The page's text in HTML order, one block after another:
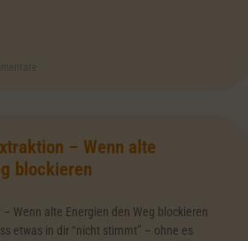
– Wenn alte
blockieren
Wenn alte Energien den Weg blockieren
etwas in dir “nicht stimmt” – ohne es